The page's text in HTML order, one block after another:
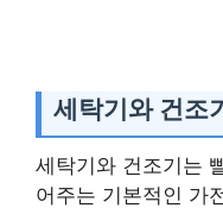
세탁기와 건조
세탁기와 건조기는
어주는 기본적인 가